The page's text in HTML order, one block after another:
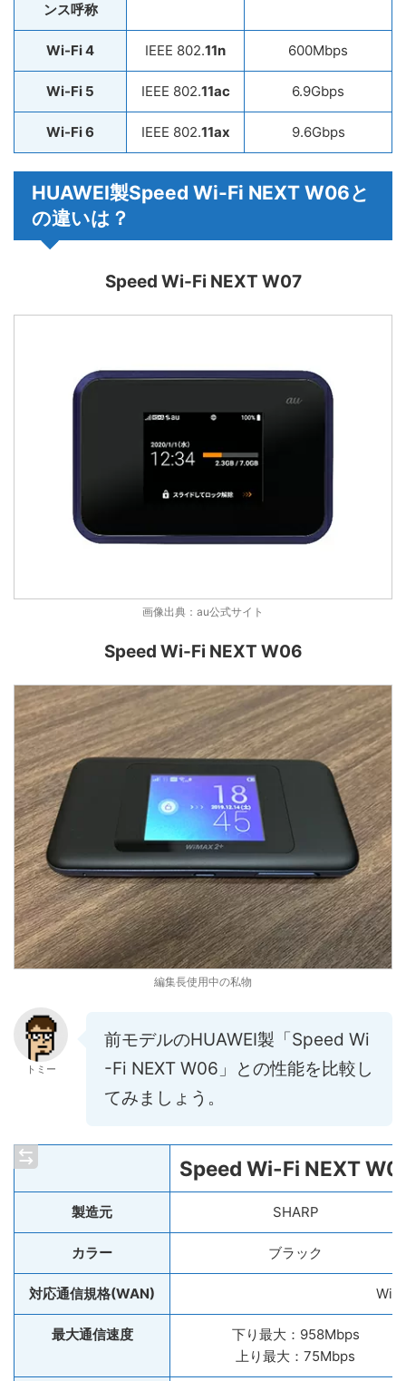
ンス呼称
Wi-Fi 4 IEEE 802.11n 600Mbps
Wi-Fi 5 IEEE 802.11ac 6.9Gbps
Wi-Fi 6 IEEE 802.11ax 9.6Gbps
HUAWEI製Speed Wi-Fi NEXT W06と
の違いは？
Speed Wi-Fi NEXT W07
画像出典：au公式サイト
Speed Wi-Fi NEXT W06
編集長使用中の私物
トミー
前モデルのHUAWEI製「Speed Wi
-Fi NEXT W06」との性能を比較し
てみましょう。
Speed Wi-Fi NEXT
製造元 SHARP
カラー ブラック
対応通信規格(WAN)
最大通信速度
下り最大：958Mbps
上り最大：75Mbps